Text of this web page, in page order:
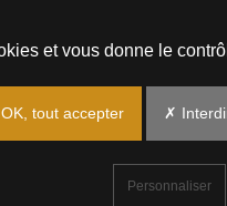
et vous donne le
tout accepter ✗
Personnaliser